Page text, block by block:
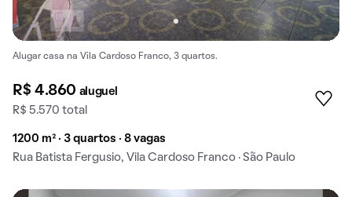
Alugar casa na Vila Cardoso Franco, 3 quartos.
R$ 4.860 aluguel
R$ 5.570 total
1200 m² · 3 quartos · 8 vagas
Rua Batista Fergusio, Vila Cardoso Franco · São Paulo